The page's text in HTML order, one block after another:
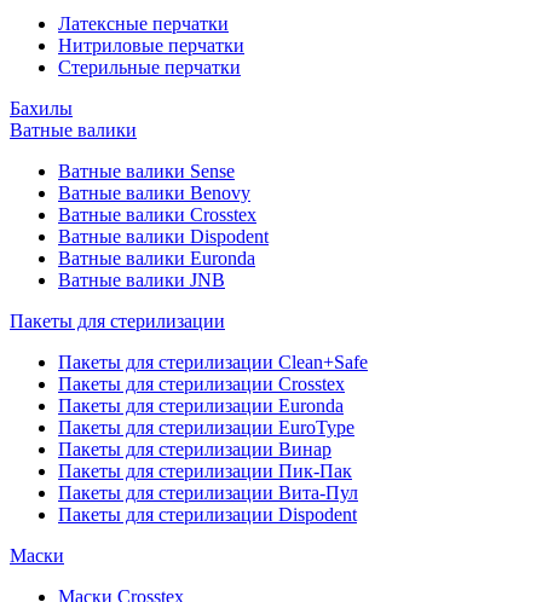
Латексные перчатки
Нитриловые перчатки
Стерильные перчатки
Бахилы
Ватные валики
Ватные валики Sense
Ватные валики Benovy
Ватные валики Crosstex
Ватные валики Dispodent
Ватные валики Euronda
Ватные валики JNB
Пакеты для стерилизации
Пакеты для стерилизации Clean+Safe
Пакеты для стерилизации Crosstex
Пакеты для стерилизации Euronda
Пакеты для стерилизации EuroType
Пакеты для стерилизации Винар
Пакеты для стерилизации Пик-Пак
Пакеты для стерилизации Вита-Пул
Пакеты для стерилизации Dispodent
Маски
Маски Crosstex